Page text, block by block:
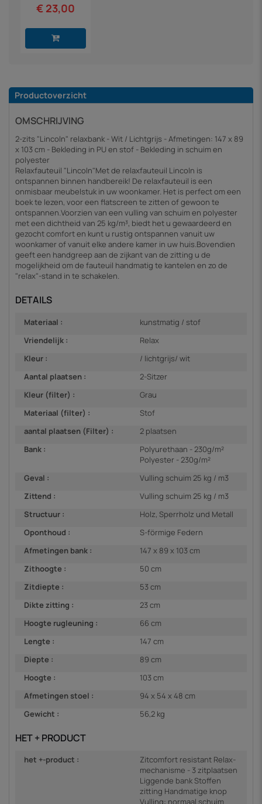
€ 23,00
Productoverzicht
OMSCHRIJVING
2-zits "Lincoln" relaxbank - Wit / Lichtgrijs - Afmetingen: 147 x 89
x 103 cm - Bekleding in PU en stof - Bekleding in schuim en
polyester
Relaxfauteuil "Lincoln"Met de relaxfauteuil Lincoln is
ontspannen binnen handbereik! De relaxfauteuil is een
onmisbaar meubelstuk in uw woonkamer. Het is perfect om een
boek te lezen, voor een flatscreen te zitten of gewoon te
ontspannen.Voorzien van een vulling van schuim en polyester
met een dichtheid van 25 kg/m³, biedt het u gewaardeerd en
gezocht comfort en kunt u rustig ontspannen vanuit uw
woonkamer of vanuit elke andere kamer in uw huis.Bovendien
geeft een handgreep aan de zijkant van de zitting u de
mogelijkheid om de fauteuil handmatig te kantelen en zo de
"relax"-stand in te schakelen.
DETAILS
Materiaal :
kunstmatig / stof
Vriendelijk :
Relax
Kleur :
/ lichtgrijs/ wit
Aantal plaatsen :
2-Sitzer
Kleur (filter) :
Grau
Materiaal (filter) :
Stof
aantal plaatsen (Filter) :
2 plaatsen
Bank :
Polyurethaan - 230g/m²
Polyester - 230g/m²
Geval :
Vulling schuim 25 kg / m3
Zittend :
Vulling schuim 25 kg / m3
Structuur :
Holz, Sperrholz und Metall
Oponthoud :
S-förmige Federn
Afmetingen bank :
147 x 89 x 103 cm
Zithoogte :
50 cm
Zitdiepte :
53 cm
Dikte zitting :
23 cm
Hoogte rugleuning :
66 cm
Lengte :
147 cm
Diepte :
89 cm
Hoogte :
103 cm
Afmetingen stoel :
94 x 54 x 48 cm
Gewicht :
56,2 kg
HET + PRODUCT
het +-product :
Zitcomfort resistant Relax-
mechanisme - 3 zitplaatsen
Liggende bank Stoffen
zitting Handmatige knop
Vulling: normaal schuim